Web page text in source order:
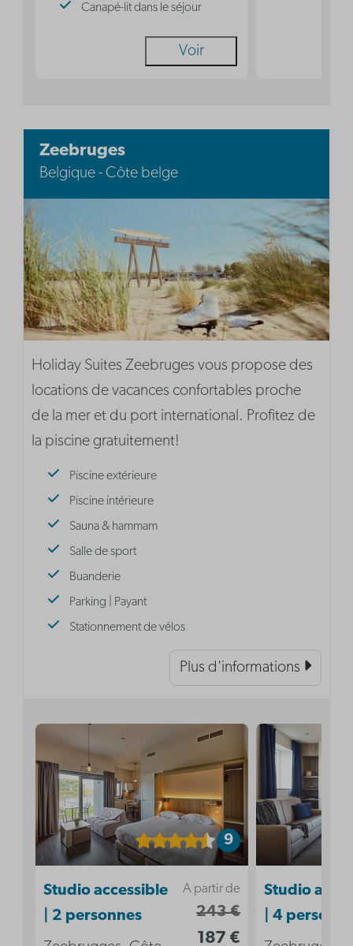
Canapé-lit dans le séjour
Voir
Zeebruges
Belgique - Côte belge
Holiday Suites Zeebruges vous propose des
locations de vacances confortables proche
de la mer et du port international. Profitez de
la piscine gratuitement!
Piscine extérieure
Piscine intérieure
Sauna & hammam
Salle de sport
Buanderie
Parking | Payant
Stationnement de vélos
Plus d'informations
9
A partir de
243 €
187 €
Studio accessible
| 2 personnes
Studio
| 4